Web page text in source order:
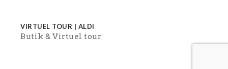
VIRTUEL TOUR | ALDI
Butik Virtuel tour